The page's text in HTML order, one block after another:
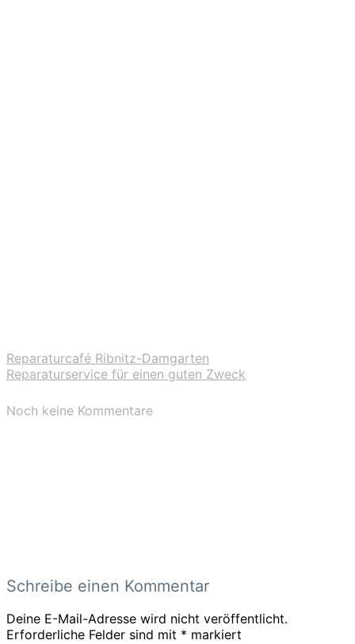
Reparaturcafé Ribnitz-Damgarten
Reparaturservice für einen guten Zweck
Noch keine Kommentare
Schreibe einen Kommentar
Deine E-Mail-Adresse wird nicht veröffentlicht.
Erforderliche Felder sind mit * markiert